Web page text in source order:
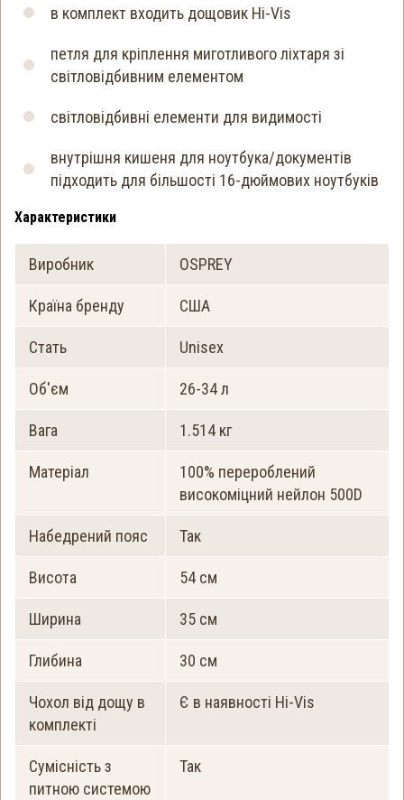
в комплект входить дощовик Hi-Vis
петля для кріплення миготливого ліхтаря зі
світловідбивним елементом
світловідбивні елементи для видимості
внутрішня кишеня для ноутбука/документів
підходить для більшості 16-дюймових ноутбуків
Характеристики
Виробник OSPREY
Країна бренду США
Стать Unisex
Об'єм 26-34 л
Вага 1.514 кг
Матеріал
100% перероблений
високоміцний нейлон 500D
Набедрений пояс Так
Висота 54 см
Ширина 35 см
Глибина 30 см
Чохол від дощу в
комплекті
Є в наявності Hi-Vis
Сумісність з
питною системою
Так